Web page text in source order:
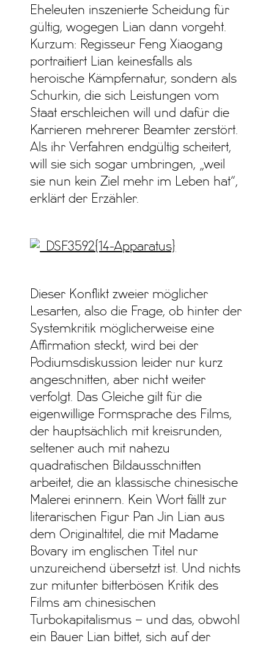
Eheleuten inszenierte Scheidung für
gültig, wogegen Lian dann vorgeht.
Kurzum: Regisseur Feng Xiaogang
portraitiert Lian keinesfalls als
heroische Kämpfernatur, sondern als
Schurkin, die sich Leistungen vom
Staat erschleichen will und dafür die
Karrieren mehrerer Beamter zerstört.
Als ihr Verfahren endgültig scheitert,
will sie sich sogar umbringen, „weil
sie nun kein Ziel mehr im Leben hat“,
erklärt der Erzähler.
Dieser Konflikt zweier möglicher
Lesarten, also die Frage, ob hinter der
Systemkritik möglicherweise eine
Affirmation steckt, wird bei der
Podiumsdiskussion leider nur kurz
angeschnitten, aber nicht weiter
verfolgt. Das Gleiche gilt für die
eigenwillige Formsprache des Films,
der hauptsächlich mit kreisrunden,
seltener auch mit nahezu
quadratischen Bildausschnitten
arbeitet, die an klassische chinesische
Malerei erinnern. Kein Wort fällt zur
literarischen Figur Pan Jin Lian aus
dem Originaltitel, die mit Madame
Bovary im englischen Titel nur
unzureichend übersetzt ist. Und nichts
zur mitunter bitterbösen Kritik des
Films am chinesischen
Turbokapitalismus – und das, obwohl
ein Bauer Lian bittet, sich auf der